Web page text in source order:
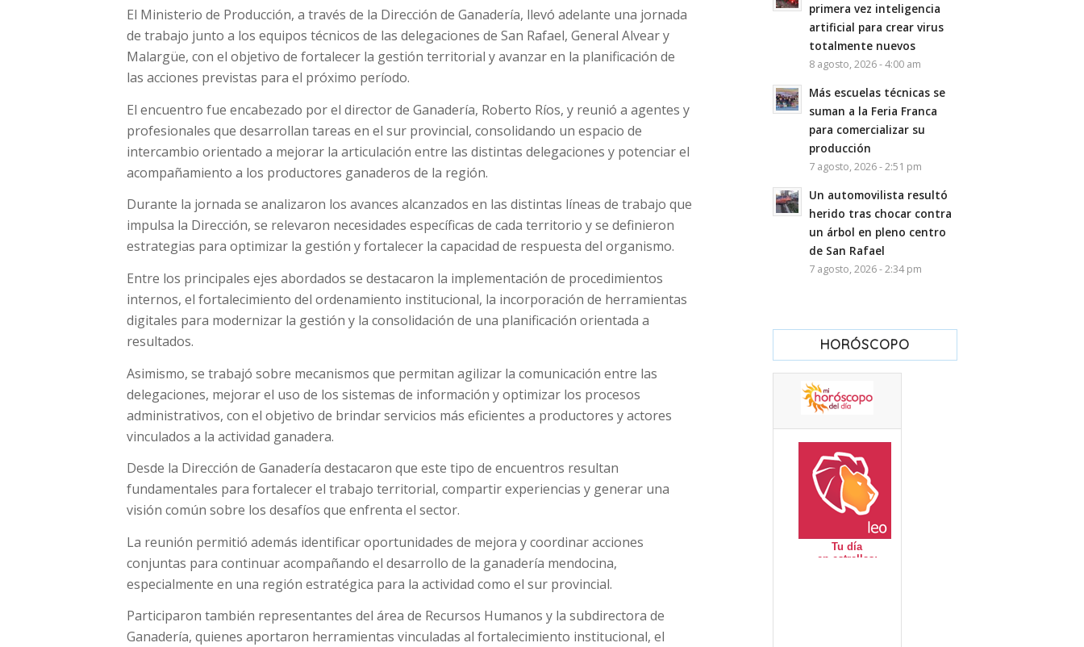
El Ministerio de Producción, a través de la Dirección de Ganadería, llevó adelante una jornada
de trabajo junto a los equipos técnicos de las delegaciones de San Rafael, General Alvear y
Malargüe, con el objetivo de fortalecer la gestión territorial y avanzar en la planificación de
las acciones previstas para el próximo período.
El encuentro fue encabezado por el director de Ganadería, Roberto Ríos, y reunió a agentes y
profesionales que desarrollan tareas en el sur provincial, consolidando un espacio de
intercambio orientado a mejorar la articulación entre las distintas delegaciones y potenciar el
acompañamiento a los productores ganaderos de la región.
Durante la jornada se analizaron los avances alcanzados en las distintas líneas de trabajo que
impulsa la Dirección, se relevaron necesidades específicas de cada territorio y se definieron
estrategias para optimizar la gestión y fortalecer la capacidad de respuesta del organismo.
Entre los principales ejes abordados se destacaron la implementación de procedimientos
internos, el fortalecimiento del ordenamiento institucional, la incorporación de herramientas
digitales para modernizar la gestión y la consolidación de una planificación orientada a
resultados.
Asimismo, se trabajó sobre mecanismos que permitan agilizar la comunicación entre las
delegaciones, mejorar el uso de los sistemas de información y optimizar los procesos
administrativos, con el objetivo de brindar servicios más eficientes a productores y actores
vinculados a la actividad ganadera.
Desde la Dirección de Ganadería destacaron que este tipo de encuentros resultan
fundamentales para fortalecer el trabajo territorial, compartir experiencias y generar una
visión común sobre los desafíos que enfrenta el sector.
La reunión permitió además identificar oportunidades de mejora y coordinar acciones
conjuntas para continuar acompañando el desarrollo de la ganadería mendocina,
especialmente en una región estratégica para la actividad como el sur provincial.
Participaron también representantes del área de Recursos Humanos y la subdirectora de
Ganadería, quienes aportaron herramientas vinculadas al fortalecimiento institucional, el
primera vez inteligencia
artificial para crear virus
totalmente nuevos
8 agosto, 2026 - 4:00 am
Más escuelas técnicas se
suman a la Feria Franca
para comercializar su
producción
7 agosto, 2026 - 2:51 pm
Un automovilista resultó
herido tras chocar contra
un árbol en pleno centro
de San Rafael
7 agosto, 2026 - 2:34 pm
HORÓSCOPO